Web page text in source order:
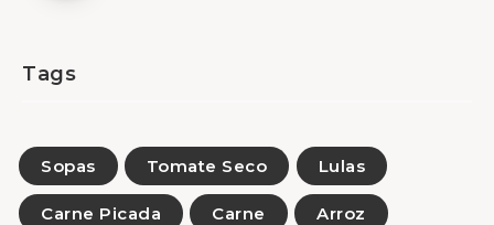
Tags
Sopas Tomate Seco Lulas
Carne Picada Carne Arroz